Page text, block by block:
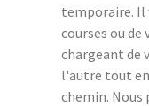
temporaire. Il
courses ou de
chargeant de
l'autre tout
chemin. Nous